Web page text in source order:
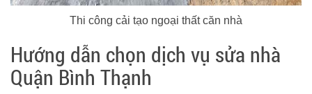
Thi công cải tạo ngoại thất căn nhà
Hướng dẫn chọn dịch vụ sửa nhà
Quận Bình Thạnh